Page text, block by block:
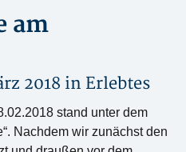
am
2018 in Erlebtes
stand unter dem
Nachdem wir zunächst den